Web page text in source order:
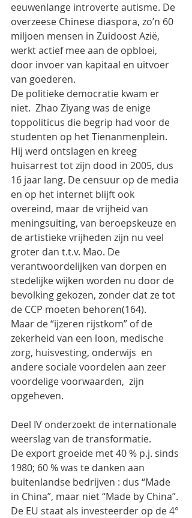
eeuwenlange introverte autisme. De
overzeese Chinese diaspora, zo’n 60
miljoen mensen in Zuidoost Azië,
werkt actief mee aan de opbloei,
door invoer van kapitaal en uitvoer
van goederen.
De politieke democratie kwam er
niet.  Zhao Ziyang was de enige
toppoliticus die begrip had voor de
studenten op het Tienanmenplein.
Hij werd ontslagen en kreeg
huisarrest tot zijn dood in 2005, dus
16 jaar lang. De censuur op de media
en op het internet blijft ook
overeind, maar de vrijheid van
meningsuiting, van beroepskeuze en
de artistieke vrijheden zijn nu veel
groter dan t.t.v. Mao. De
verantwoordelijken van dorpen en
stedelijke wijken worden nu door de
bevolking gekozen, zonder dat ze tot
de CCP moeten behoren(164).
Maar de “ijzeren rijstkom” of de
zekerheid van een loon, medische
zorg, huisvesting, onderwijs  en
andere sociale voordelen aan zeer
voordelige voorwaarden,  zijn
opgeheven.
Deel IV onderzoekt de internationale
weerslag van de transformatie.
De export groeide met 40 % p.j. sinds
1980; 60 % was te danken aan
buitenlandse bedrijven : dus “Made
in China”, maar niet “Made by China”.
De EU staat als investeerder op de 4°